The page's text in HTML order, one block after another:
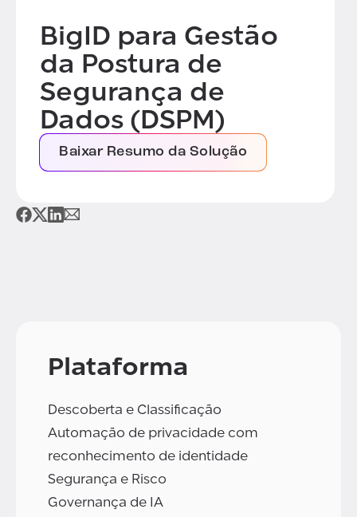
BigID para Gestão
da Postura de
Segurança de
Dados (DSPM)
Baixar Resumo da Solução
Plataforma
Descoberta e Classificação
Automação de privacidade com
reconhecimento de identidade
Segurança e Risco
Governança de IA